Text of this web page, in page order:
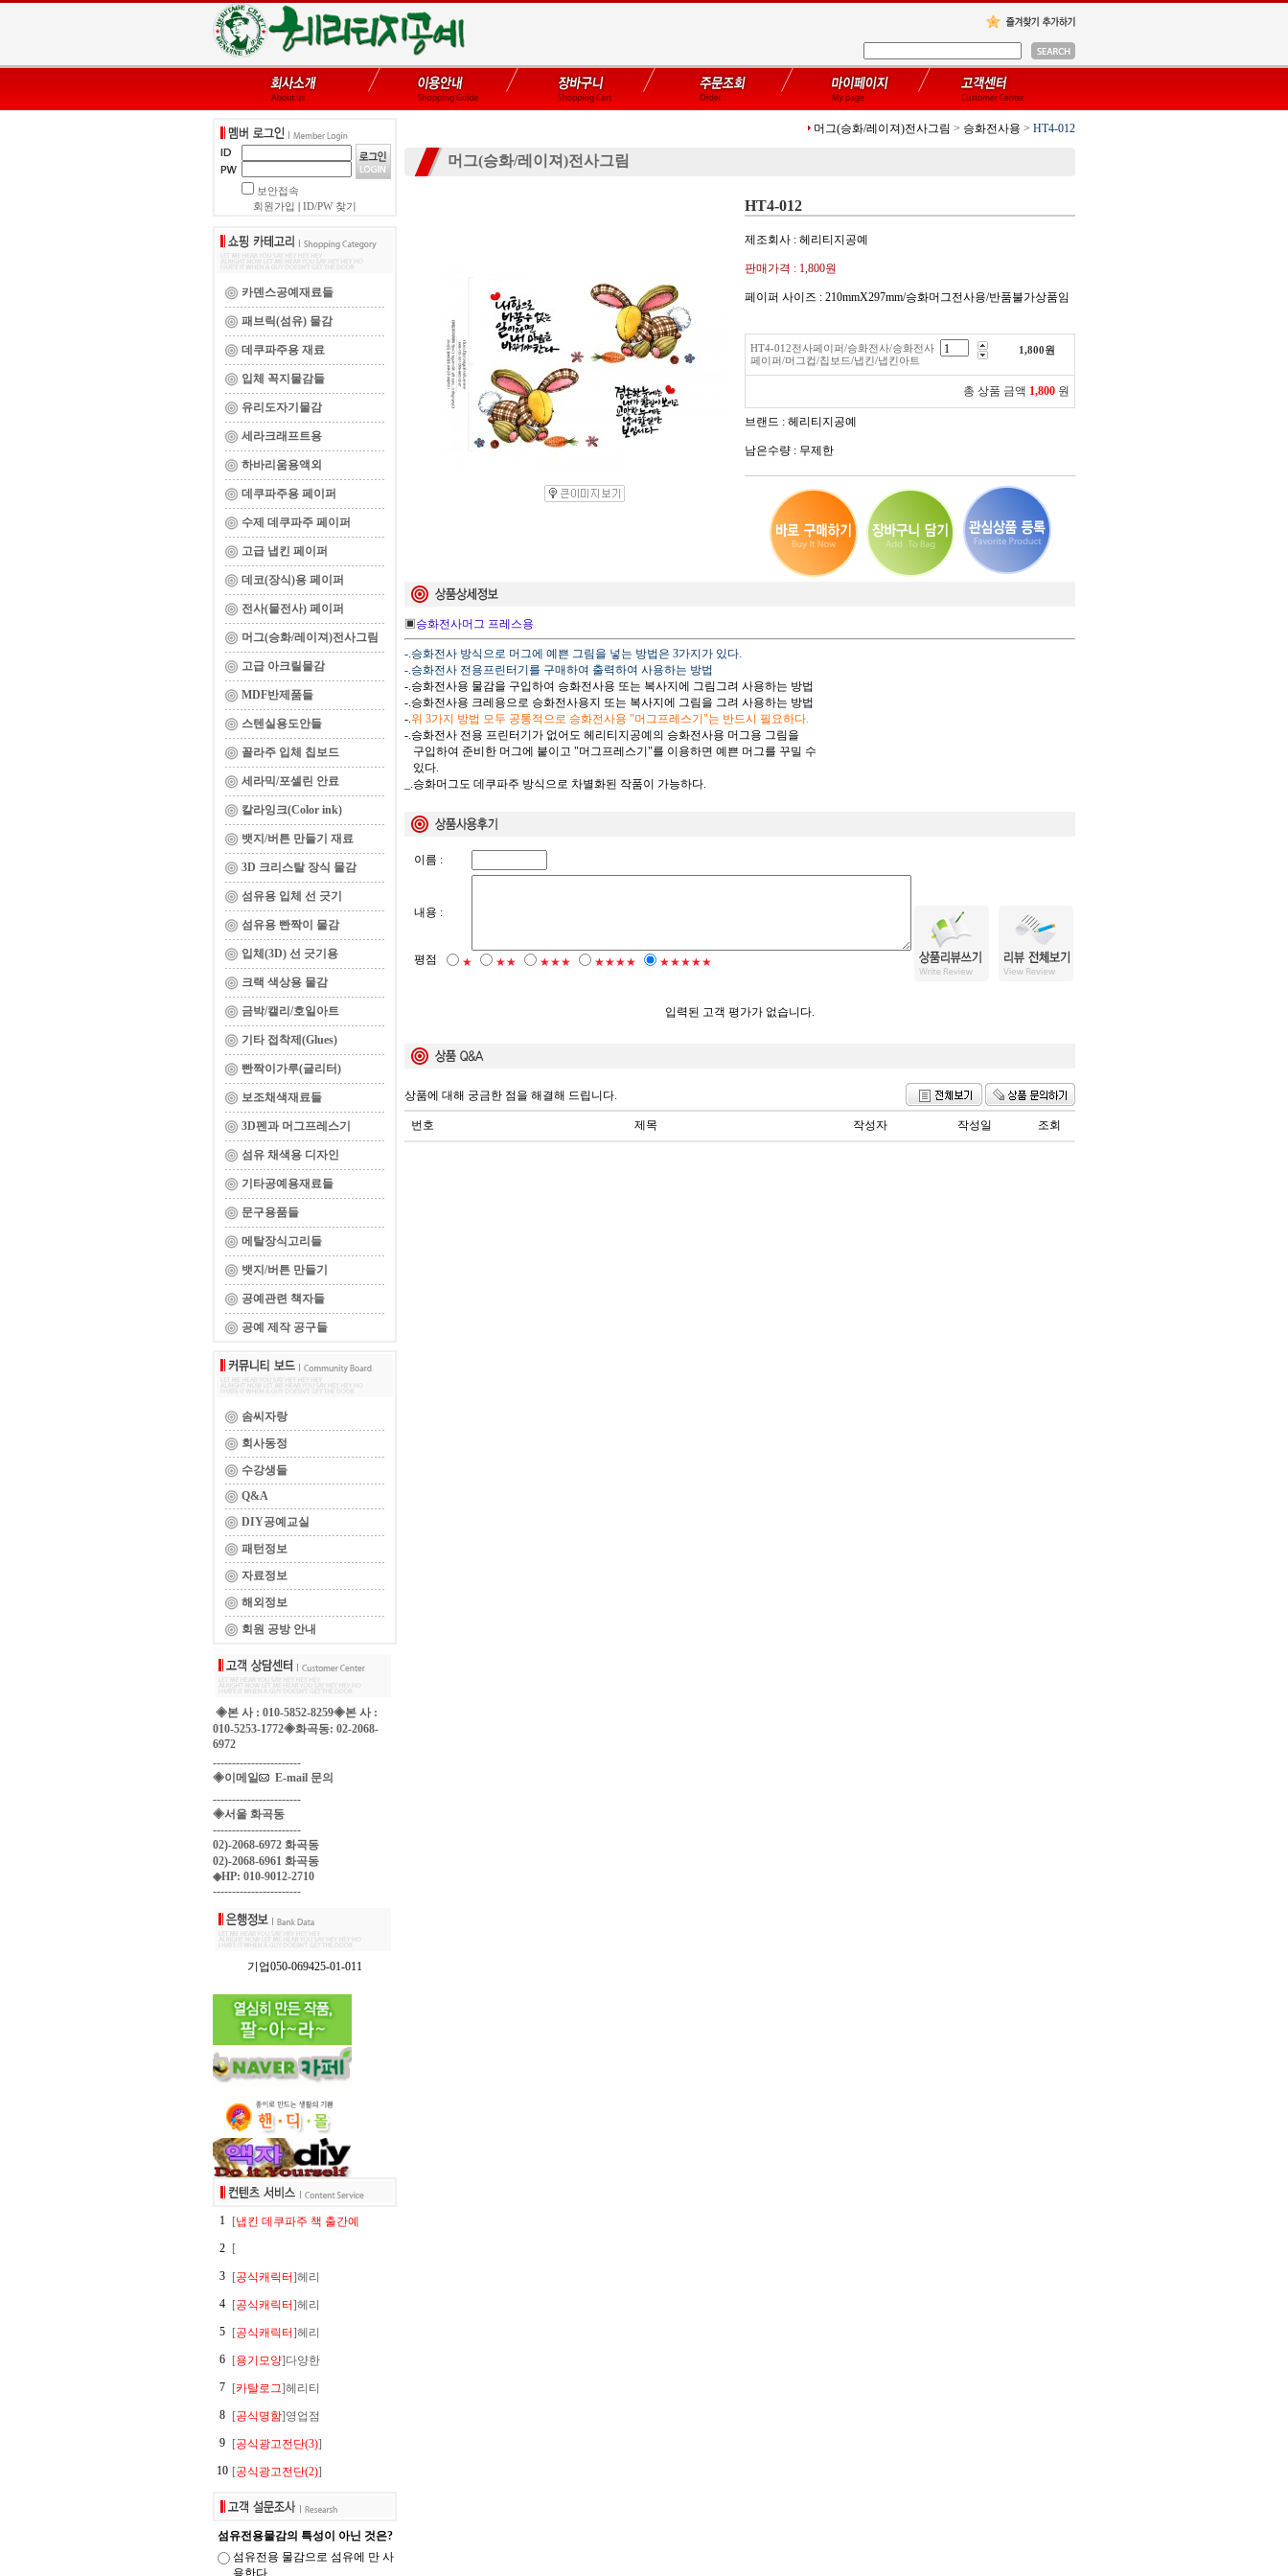
보안접속
회원가입
ID/PW 찾기
카덴스공예재료들
패브릭(섬유) 물감
데쿠파주용 재료
입체 꼭지물감들
유리도자기물감
세라크래프트용
하바리움용액외
데쿠파주용 페이퍼
수제 데쿠파주 페이퍼
고급 냅킨 페이퍼
데코(장식)용 페이퍼
전사(물전사) 페이퍼
머그(승화/레이져)전사그림
고급 아크릴물감
MDF반제품들
스텐실용도안들
꼴라주 입체 칩보드
세라믹/포셀린 안료
칼라잉크(Color ink)
뱃지/버튼 만들기 재료
3D 크리스탈 장식 물감
섬유용 입체 선 긋기
섬유용 빤짝이 물감
입체(3D) 선 긋기용
크랙 색상용 물감
금박/캘리/호일아트
기타 접착제(Glues)
빤짝이가루(글리터)
보조채색재료들
3D펜과 머그프레스기
섬유 채색용 디자인
기타공예용재료들
문구용품들
메탈장식고리들
뱃지/버튼 만들기
공예관련 책자들
공예 제작 공구들
솜씨자랑
회사동정
수강생들
Q&A
DIY공예교실
패턴정보
자료정보
해외정보
회원 공방 안내
◈본 사 : 010-5852-8259◈본 사 :
010-5253-1772◈화곡동: 02-2068-
6972
-----------------------
◈이메일
E-mail 문의
-----------------------
◈서울 화곡동
-----------------------
02)-2068-6972 화곡동
02)-2068-6961 화곡동
◈HP: 010-9012-2710
-----------------------
기업050-069425-01-011
1 [냅킨 데쿠파주 책 출간예
2
[
3 [공식캐릭터]헤리
4
[공식캐릭터]헤리
5
[공식캐릭터]헤리
6
[용기모양]다양한
7
[카탈로그]헤리티
8
[공식명함]영업점
9
[공식광고전단(3)]
10 [공식광고전단(2)]
섬유전용물감의 특성이 아닌 것은?
섬유전용 물감으로 섬유에 만 사
용한다.
머그(승화/레이져)전사그림 > 승화전사용 > HT4-012
머그(승화/레이져)전사그림
HT4-012
제조회사 : 헤리티지공예
판매가격 : 1,800원
페이퍼 사이즈 : 210mmX297mm/승화머그전사용/반품불가상품임
HT4-012전사페이퍼/승화전사/승화전사
페이퍼/머그컵/칩보드/냅킨/냅킨아트
1,800원
총 상품 금액 1,800 원
브랜드 : 헤리티지공예
남은수량 : 무제한
▣ 승화전사머그 프레스용
-.승화전사 방식으로 머그에 예쁜 그림을 넣는 방법은 3가지가 있다.
-.승화전사 전용프린터기를 구매하여 출력하여 사용하는 방법
-.승화전사용 물감을 구입하여 승화전사용 또는 복사지에 그림그려 사용하는 방법
-.승화전사용 크레용으로 승화전사용지 또는 복사지에 그림을 그려 사용하는 방법
-.위 3가지 방법 모두 공통적으로 승화전사용 "머그프레스기"는 반드시 필요하다.
-.승화전사 전용 프린터기가 없어도 헤리티지공예의 승화전사용 머그용 그림을
구입하여 준비한 머그에 붙이고 "머그프레스기"를 이용하면 예쁜 머그를 꾸밀 수
있다.
_.승화머그도 데쿠파주 방식으로 차별화된 작품이 가능하다.
이름 :
내용 :
평점 ★ ★★ ★★★ ★★★★ ★★★★★
입력된 고객 평가가 없습니다.
상품에 대해 궁금한 점을 해결해 드립니다.
번호 제목 작성자 작성일 조회